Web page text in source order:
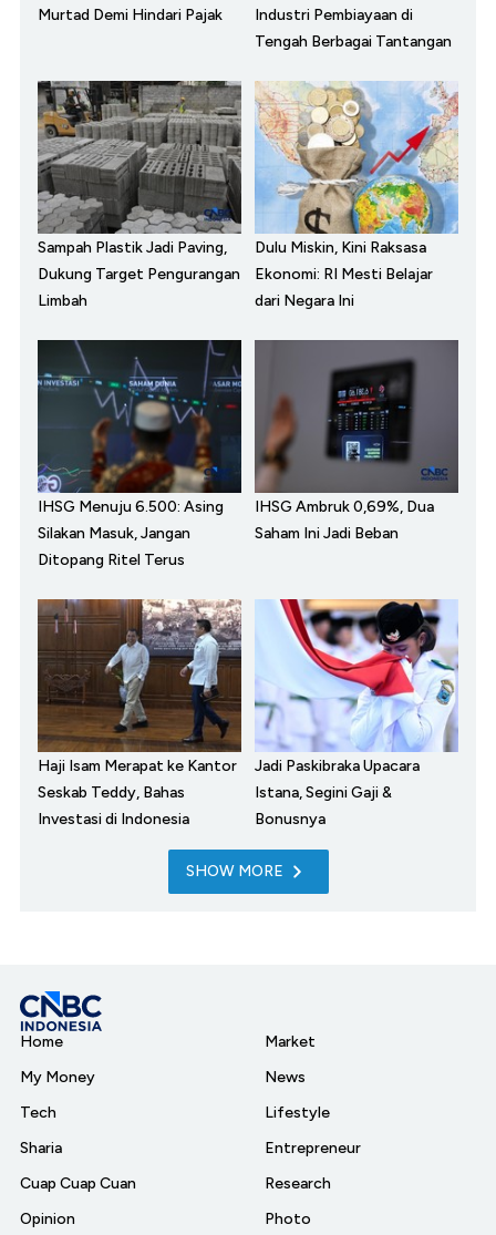
Murtad Demi Hindari Pajak
Industri Pembiayaan di
Tengah Berbagai Tantangan
Sampah Plastik Jadi Paving,
Dukung Target Pengurangan
Limbah
Dulu Miskin, Kini Raksasa
Ekonomi: RI Mesti Belajar
dari Negara Ini
IHSG Menuju 6.500: Asing
Silakan Masuk, Jangan
Ditopang Ritel Terus
IHSG Ambruk 0,69%, Dua
Saham Ini Jadi Beban
Haji Isam Merapat ke Kantor
Seskab Teddy, Bahas
Investasi di Indonesia
Jadi Paskibraka Upacara
Istana, Segini Gaji &
Bonusnya
SHOW MORE
Home
My Money
Tech
Sharia
Cuap Cuap Cuan
Opinion
Market
News
Lifestyle
Entrepreneur
Research
Photo